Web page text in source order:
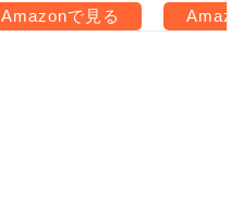
Amazonで見る